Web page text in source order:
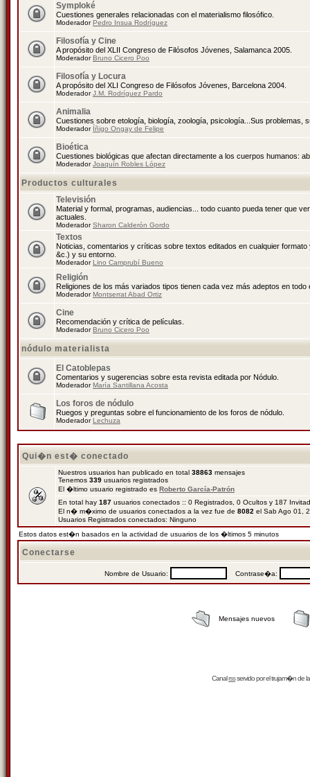
Symploké
Cuestiones generales relacionadas con el materialismo filosófico.
ModeradorPedro Insua Rodríguez
Filosofía y Cine
A propósito del XLII Congreso de Filósofos Jóvenes, Salamanca 2005.
ModeradorBruno Cicero Poo
Filosofía y Locura
A propósito del XLI Congreso de Filósofos Jóvenes, Barcelona 2004.
ModeradorJ.M. Rodríguez Pardo
Animalia
Cuestiones sobre etología, biología, zoología, psicología...Sus problemas,
Moderador Íñigo Ongay de Felipe
Bioética
Cuestiones biológicas que afectan directamente a los cuerpos humanos:
ModeradorJoaquín Robles López
Productos culturales
Televisión
Material y formal, programas, audiencias... todo cuanto pueda tener que
actuales.
ModeradorSharon Calderón Gordo
Textos
Noticias, comentarios y críticas sobre textos editados en cualquier
&c.) y su entorno.
ModeradorLino Camprubí Bueno
Religión
Religiones de los más variados tipos tienen cada vez más adeptos en todo
ModeradorMontserrat Abad Ortiz
Cine
Recomendación y crítica de películas.
ModeradorBruno Cicero Poo
nódulo materialista
El Catoblepas
Comentarios y sugerencias sobre esta revista editada por Nódulo.
ModeradorMaría Santillana Acosta
Los foros de nódulo
Ruegos y preguntas sobre el funcionamiento de los foros de nódulo.
ModeradorLechuza
Qui�n est� conectado
Nuestros usuarios han publicado en total 38863 mensajes
Tenemos 339 usuarios registrados
El �ltimo usuario registrado es Roberto García-Patrón
En total hay 187 usuarios conectados :: 0 Registrados, 0 Ocultos y 187
El n� m�ximo de usuarios conectados a la vez fue de 8082 el Sab Ago 01,
Usuarios Registrados conectados: Ninguno
Estos datos est�n basados en la actividad de usuarios de los �ltimos 5 minutos
Conectarse
Nombre de Usuario: Contrase�a:
Mensajes nuevos
Canalrssservido por eltrujam�nde